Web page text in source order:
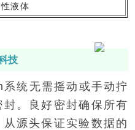
液体
技
统无需摇动或手动拧
。良好密封确保所有
源头保证实验数据的